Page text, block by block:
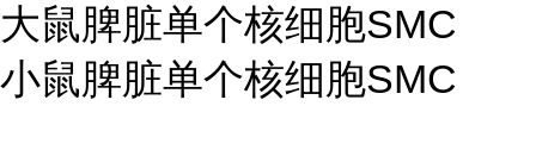
大鼠脾脏单个核细胞SMC
小鼠脾脏单个核细胞SMC